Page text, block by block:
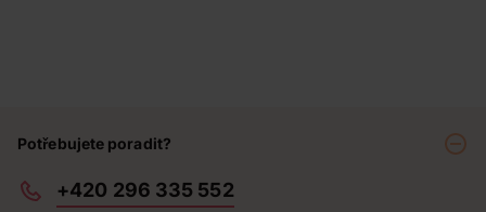
Potřebujete poradit?
+420 296 335 552